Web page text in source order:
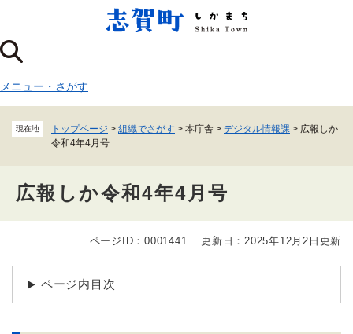
ジ
の
頭
で
メニューを飛ばして本文へ
メニュー ・ さがす
現在地 トップページ > 組織でさがす > 本庁舎 > デジタル情報課 > 広報しか
令和4年4月号
広報しか令和4年4月号
文
ページID：0001441 更新日：2025年12月2日更新
ページ内目次